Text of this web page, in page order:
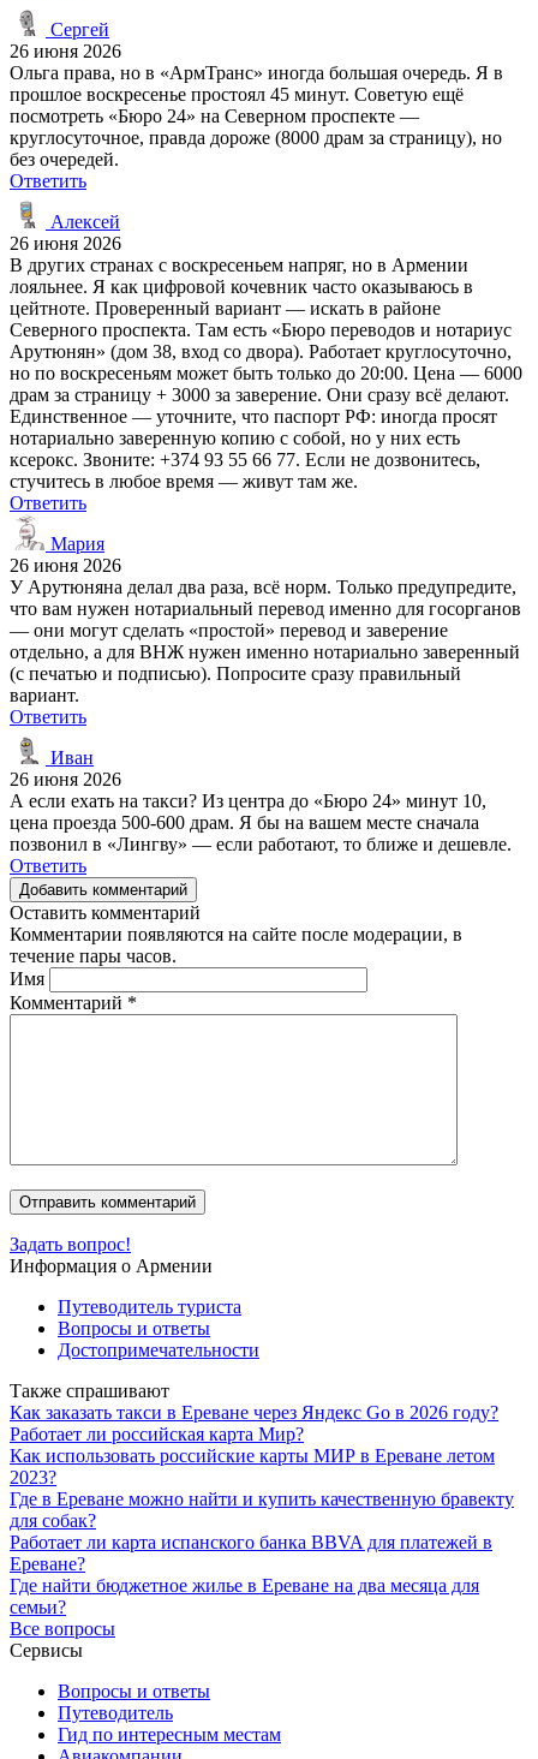
Сергей
26 июня 2026
Ольга права, но в «АрмТранс» иногда большая очередь. Я в
прошлое воскресенье простоял 45 минут. Советую ещё
посмотреть «Бюро 24» на Северном проспекте —
круглосуточное, правда дороже (8000 драм за страницу), но
без очередей.
Ответить
Алексей
26 июня 2026
В других странах с воскресеньем напряг, но в Армении
лояльнее. Я как цифровой кочевник часто оказываюсь в
цейтноте. Проверенный вариант — искать в районе
Северного проспекта. Там есть «Бюро переводов и нотариус
Арутюнян» (дом 38, вход со двора). Работает круглосуточно,
но по воскресеньям может быть только до 20:00. Цена — 6000
драм за страницу + 3000 за заверение. Они сразу всё делают.
Единственное — уточните, что паспорт РФ: иногда просят
нотариально заверенную копию с собой, но у них есть
ксерокс. Звоните: +374 93 55 66 77. Если не дозвонитесь,
стучитесь в любое время — живут там же.
Ответить
Мария
26 июня 2026
У Арутюняна делал два раза, всё норм. Только предупредите,
что вам нужен нотариальный перевод именно для госорганов
— они могут сделать «простой» перевод и заверение
отдельно, а для ВНЖ нужен именно нотариально заверенный
(с печатью и подписью). Попросите сразу правильный
вариант.
Ответить
Иван
26 июня 2026
А если ехать на такси? Из центра до «Бюро 24» минут 10,
цена проезда 500-600 драм. Я бы на вашем месте сначала
позвонил в «Лингву» — если работают, то ближе и дешевле.
Ответить
Добавить комментарий
Оставить комментарий
Комментарии появляются на сайте после модерации, в
течение пары часов.
Имя
Комментарий *
Задать вопрос!
Информация о Армении
Путеводитель туриста
Вопросы и ответы
Достопримечательности
Также спрашивают
Как заказать такси в Ереване через Яндекс Go в 2026 году?
Работает ли российская карта Мир?
Как использовать российские карты МИР в Ереване летом
2023?
Где в Ереване можно найти и купить качественную бравекту
для собак?
Работает ли карта испанского банка BBVA для платежей в
Ереване?
Где найти бюджетное жилье в Ереване на два месяца для
семьи?
Все вопросы
Сервисы
Вопросы и ответы
Путеводитель
Гид по интересным местам